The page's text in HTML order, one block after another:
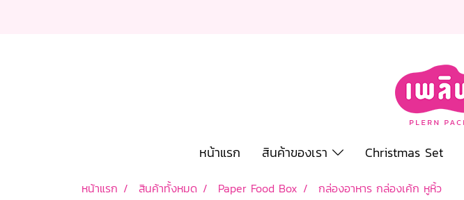
หน้าแรก สินค้าของเรา Christmas Set
หน้าแรก สินค้าทั้งหมด Paper Food Box กล่องอาหาร กล่องเค้ก หูหิ้ว